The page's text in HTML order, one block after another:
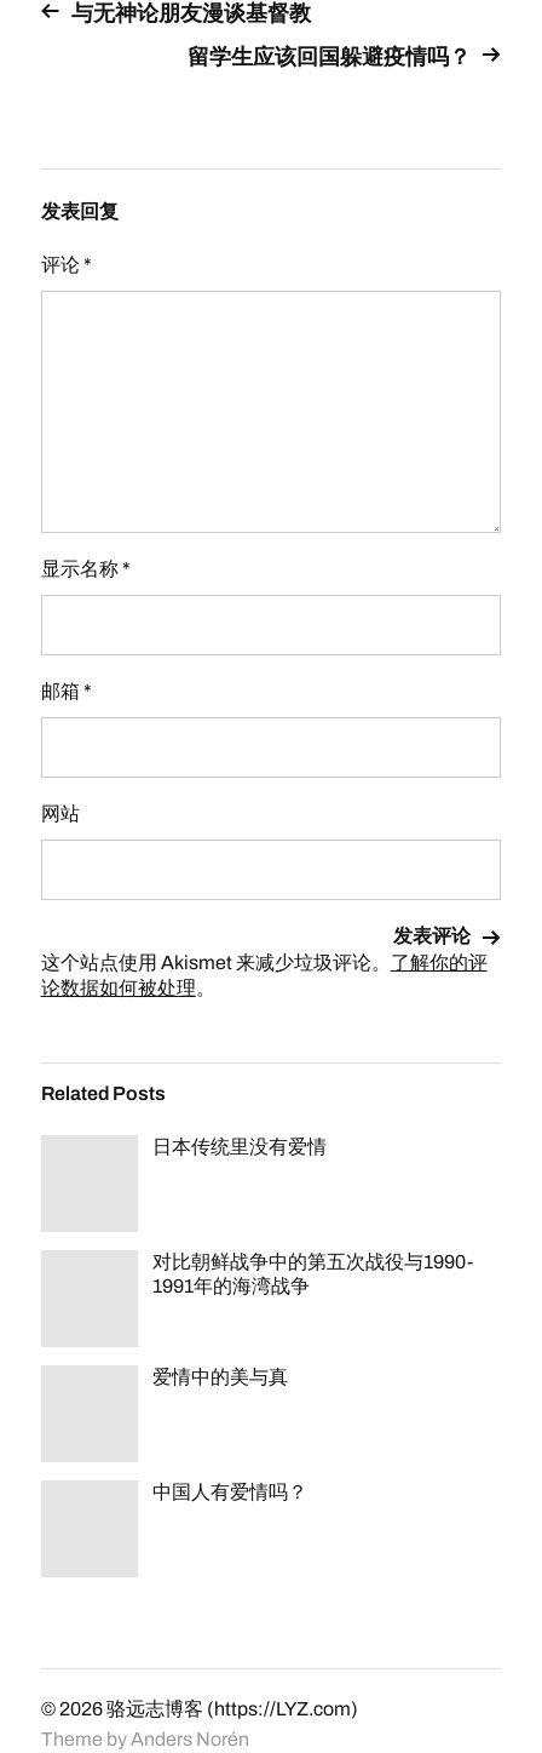
与无神论朋友漫谈基督教
留学生应该回国躲避疫情吗？
发表回复
评论*
显示名称*
邮箱 *
网站
这个站点使用 Akismet 来减少垃圾评论。 了解你的评
论数据如何被处理。
Related Posts
日本传统里没有爱情
对比朝鲜战争中的第五次战役与1990-
1991年的海湾战争
爱情中的美与真
中国人有爱情吗？
© 2026骆远志博客 (https://LYZ.com)
Theme byAnders Norén